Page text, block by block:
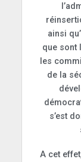
ainsi
que sont
les
de la
s’est
A cet